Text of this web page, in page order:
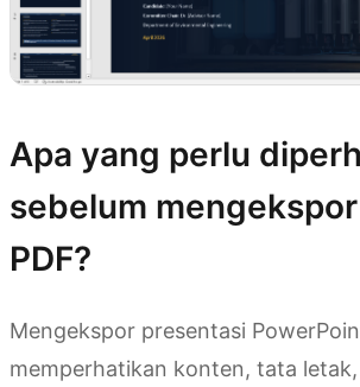
Apa yang perlu
sebelum mengekspor
PDF?
Mengekspor presentasi
memperhatikan konten, tata letak,